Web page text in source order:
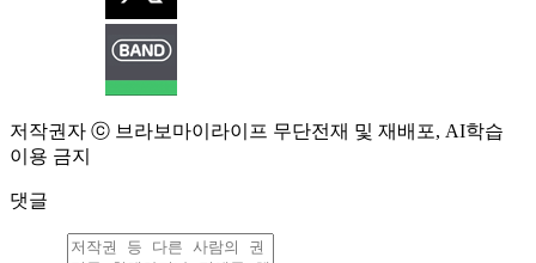
저작권자 ⓒ 브라보마이라이프 무단전재 및 재배포, AI학습
이용 금지
댓글